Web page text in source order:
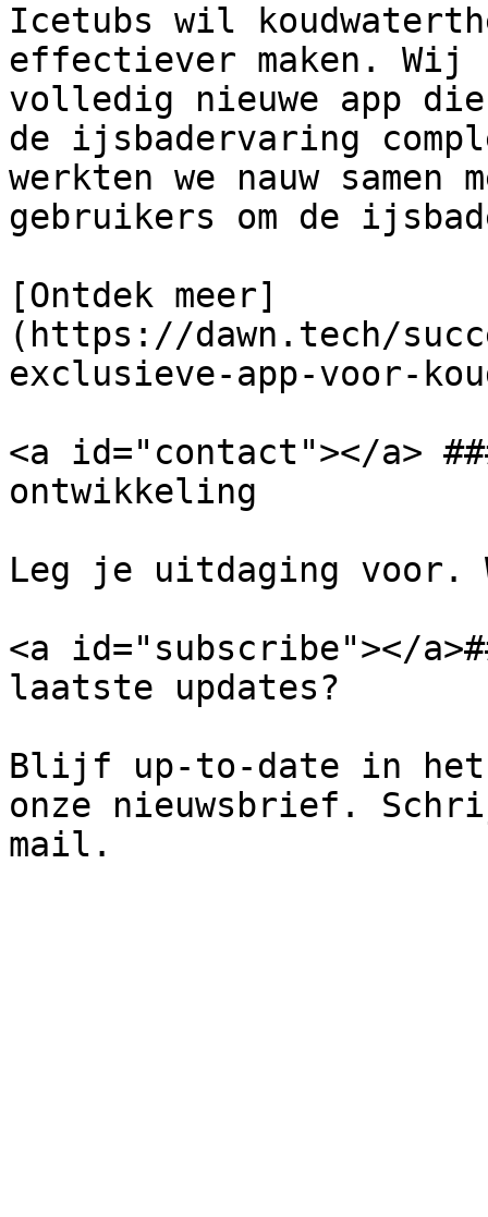
Icetubs wil
effectiever maken. Wij
volledig nieuwe app
de ijsbadervaring
werkten we nauw samen
gebruikers om de
[Ontdek meer]
(https://dawn.tech/
exclusieve-app-voor-
<a id="contact"></a>
ontwikkeling
Leg je uitdaging voor.
<a id="subscribe"></
laatste updates?
Blijf up-to-date in het
onze nieuwsbrief.
mail.